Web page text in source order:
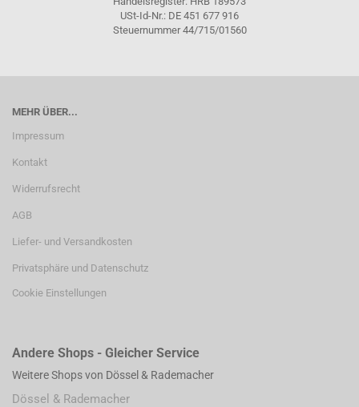
USt-Id-Nr.: DE 451 677 916
Steuernummer 44/715/01560
MEHR ÜBER...
Impressum
Kontakt
Widerrufsrecht
AGB
Liefer- und Versandkosten
Privatsphäre und Datenschutz
Cookie Einstellungen
Andere Shops - Gleicher Service
Weitere Shops von Dössel & Rademacher
Dössel & Rademacher